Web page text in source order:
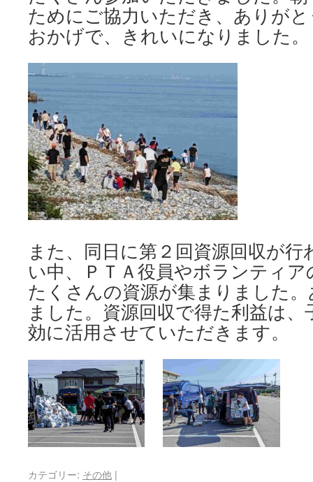
ためにご協力いただき、ありが
おかげで、きれいになりました。
また、同日に第２回資源回収が
い中、ＰＴＡ役員やボランティ
たくさんの資源が集まりました
ました。資源回収で得た利益は
効に活用させていただきます。
カテゴリー: その他 |